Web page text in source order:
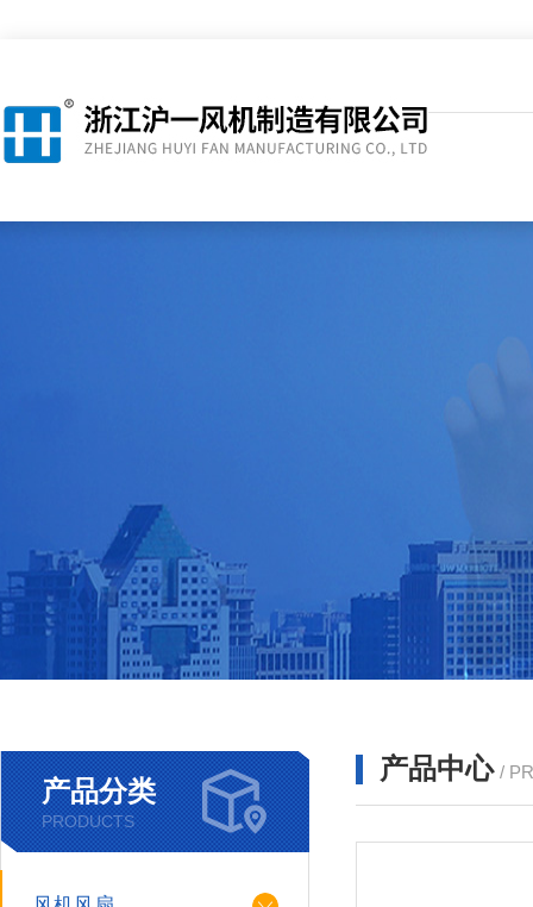
产品分类
PRODUCTS
产品中心 /